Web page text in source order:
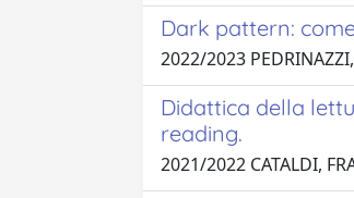
Dark pattern:
2022/2023
Didattica della
reading.
2021/2022 CATALDI,